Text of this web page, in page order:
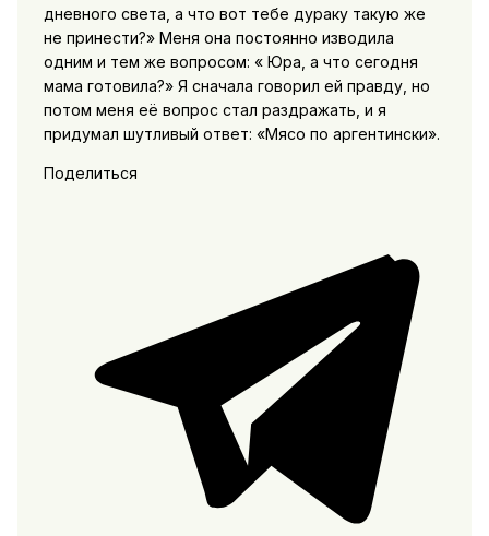
дневного света, а что вот тебе дураку такую же
не принести?» Меня она постоянно изводила
одним и тем же вопросом: « Юра, а что сегодня
мама готовила?» Я сначала говорил ей правду, но
потом меня её вопрос стал раздражать, и я
придумал шутливый ответ: «Мясо по аргентински».
Поделиться